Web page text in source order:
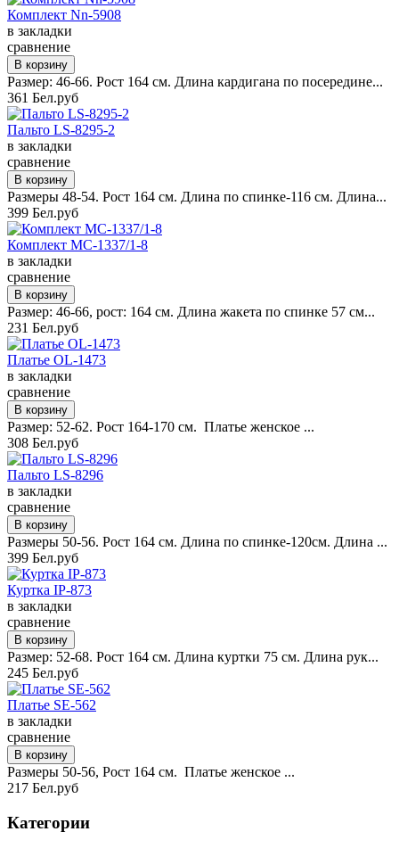
Комплект Nn-5908
в закладки
сравнение
Размер: 46-66. Рост 164 см. Длина кардигана по посередине...
361 Бел.руб
Пальто LS-8295-2
в закладки
сравнение
Размеры 48-54. Рост 164 см. Длина по спинке-116 см. Длина...
399 Бел.руб
Комплект MC-1337/1-8
в закладки
сравнение
Размер: 46-66, рост: 164 см. Длина жакета по спинке 57 см...
231 Бел.руб
Платье OL-1473
в закладки
сравнение
Размер: 52-62. Рост 164-170 см. Платье женское ...
308 Бел.руб
Пальто LS-8296
в закладки
сравнение
Размеры 50-56. Рост 164 см. Длина по спинке-120см. Длина ...
399 Бел.руб
Куртка IP-873
в закладки
сравнение
Размер: 52-68. Рост 164 см. Длина куртки 75 см. Длина рук...
245 Бел.руб
Платье SE-562
в закладки
сравнение
Размеры 50-56, Рост 164 см. Платье женское ...
217 Бел.руб
Категории